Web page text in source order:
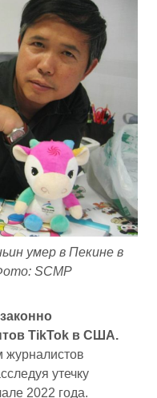
умер в Пекине в
SCMP
TikTok в США.
журналистов
утечку
2022 года.